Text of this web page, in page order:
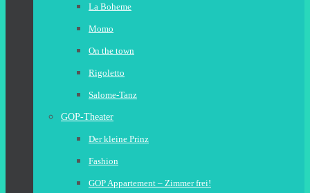
La Boheme
Momo
On the town
Rigoletto
Salome-Tanz
GOP-Theater
Der kleine Prinz
Fashion
GOP Appartement – Zimmer frei!